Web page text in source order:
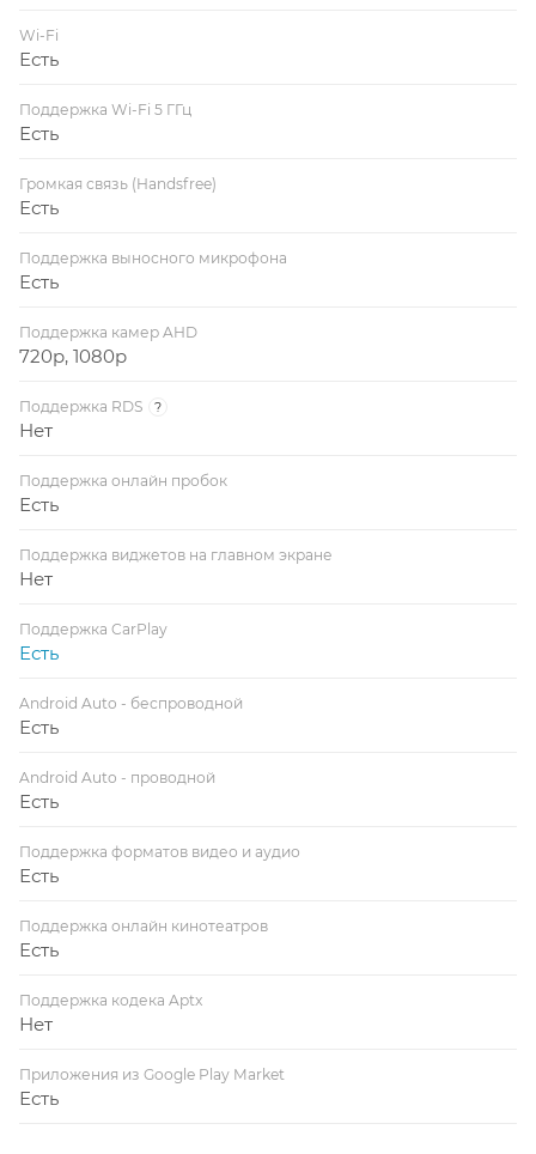
Wi-Fi
Есть
Поддержка Wi-Fi 5 ГГц
Есть
Громкая связь (Handsfree)
Есть
Поддержка выносного микрофона
Есть
Поддержка камер AHD
720p, 1080p
Поддержка RDS ?
Нет
Поддержка онлайн пробок
Есть
Поддержка виджетов на главном экране
Нет
Поддержка CarPlay
Есть
Android Auto - беспроводной
Есть
Android Auto - проводной
Есть
Поддержка форматов видео и аудио
Есть
Поддержка онлайн кинотеатров
Есть
Поддержка кодека Aptx
Нет
Приложения из Google Play Market
Есть